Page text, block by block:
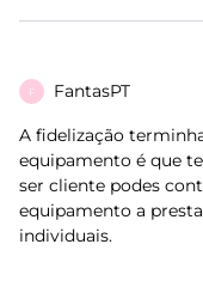
F FantasPT
A fidelização
equipamento é que
ser cliente podes
equipamento a
individuais.